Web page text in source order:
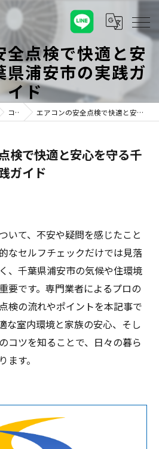
全点検で快適と安
県浦安市の実践ガ
イド
コラム エアコンの安全点検で快適と安心を守る千葉県浦安市の実践ガイド
検で快適と安心を守る千
ガイド
いて、不安や疑問を感じたこと
なセルフチェックだけでは見落
、千葉県浦安市の気候や住環境
要です。専門業者によるプロの
検の流れやポイントを本記事で
な室内環境と家族の安心、そし
コツを知ることで、日々の暮ら
ます。